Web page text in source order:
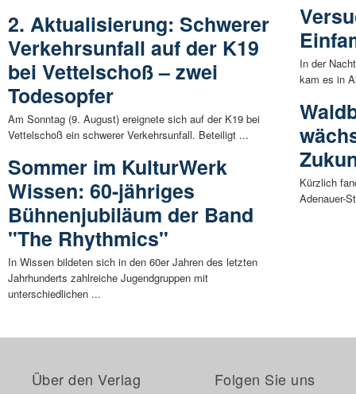
2. Aktualisierung: Schwerer
Verkehrsunfall auf der K19
bei Vettelschoß – zwei
Todesopfer
Am Sonntag (9. August) ereignete sich auf der K19 bei
Vettelschoß ein schwerer Verkehrsunfall. Beteiligt ...
Sommer im KulturWerk
Wissen: 60-jähriges
Bühnenjubiläum der Band
"The Rhythmics"
In Wissen bildeten sich in den 60er Jahren des letzten
Jahrhunderts zahlreiche Jugendgruppen mit
unterschiedlichen ...
In der
kam es in
Kürzlich
Adenauer-
Über den Verlag Folgen Sie uns